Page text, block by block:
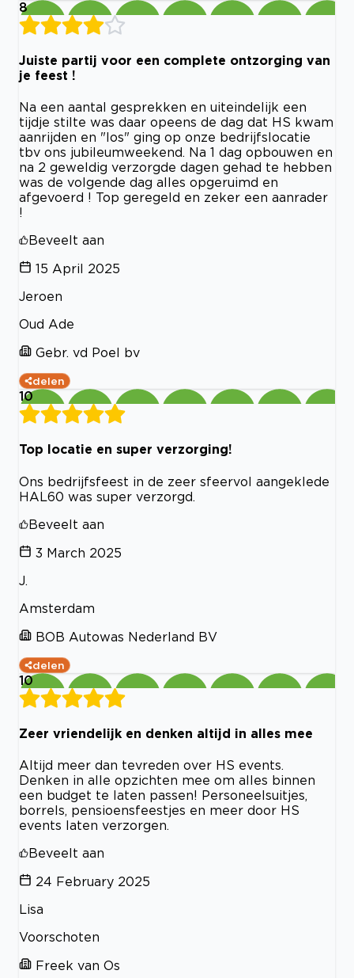
8
Juiste partij voor een complete ontzorging van
je feest !
Na een aantal gesprekken en uiteindelijk een
tijdje stilte was daar opeens de dag dat HS kwam
aanrijden en "los" ging op onze bedrijfslocatie
tbv ons jubileumweekend. Na 1 dag opbouwen en
na 2 geweldig verzorgde dagen gehad te hebben
was de volgende dag alles opgeruimd en
afgevoerd ! Top geregeld en zeker een aanrader
!
Beveelt aan
15 April 2025
Jeroen
Oud Ade
Gebr. vd Poel bv
delen
10
Top locatie en super verzorging!
Ons bedrijfsfeest in de zeer sfeervol aangeklede
HAL60 was super verzorgd.
Beveelt aan
3 March 2025
J.
Amsterdam
BOB Autowas Nederland BV
delen
10
Zeer vriendelijk en denken altijd in alles mee
Altijd meer dan tevreden over HS events.
Denken in alle opzichten mee om alles binnen
een budget te laten passen! Personeelsuitjes,
borrels, pensioensfeestjes en meer door HS
events laten verzorgen.
Beveelt aan
24 February 2025
Lisa
Voorschoten
Freek van Os